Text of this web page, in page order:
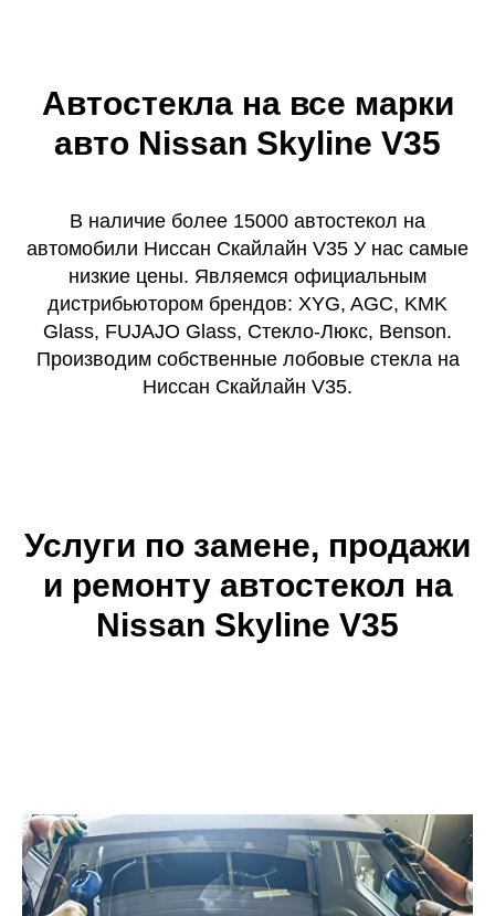
Автостекла на все марки
авто Nissan Skyline V35
В наличие более 15000 автостекол на
автомобили Ниссан Скайлайн V35 У нас самые
низкие цены. Являемся официальным
дистрибьютором брендов: XYG, AGC, KMK
Glass, FUJAJO Glass, Стекло-Люкс, Benson.
Производим собственные лобовые стекла на
Ниссан Скайлайн V35.
Услуги по замене, продажи
и ремонту автостекол на
Nissan Skyline V35